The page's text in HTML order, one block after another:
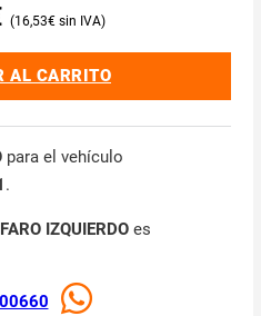
16,53€
AL CARRITO
para el vehículo
.
FARO IZQUIERDOes